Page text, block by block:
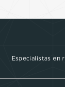
Especialistas en